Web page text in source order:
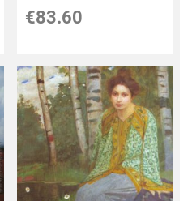
€83.60